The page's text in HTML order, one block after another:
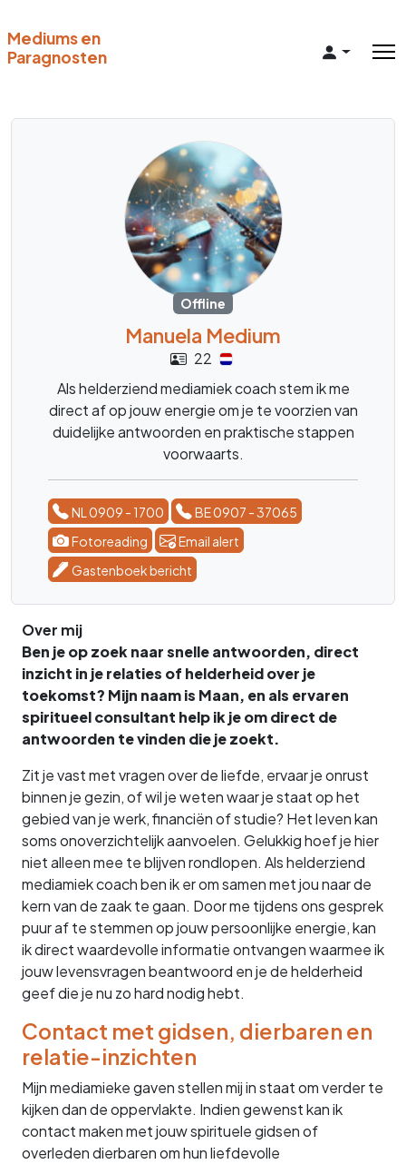
Mediums en
Paragnosten
Offline
Manuela Medium
22
Als helderziend mediamiek coach stem ik me
direct af op jouw energie om je te voorzien van
duidelijke antwoorden en praktische stappen
voorwaarts.
NL 0909 - 1700
BE 0907 - 37065
Fotoreading
Email alert
Gastenboek bericht
Over mij
Ben je op zoek naar snelle antwoorden, direct
inzicht in je relaties of helderheid over je
toekomst? Mijn naam is Maan, en als ervaren
spiritueel consultant help ik je om direct de
antwoorden te vinden die je zoekt.
Zit je vast met vragen over de liefde, ervaar je onrust
binnen je gezin, of wil je weten waar je staat op het
gebied van je werk, financiën of studie? Het leven kan
soms onoverzichtelijk aanvoelen. Gelukkig hoef je hier
niet alleen mee te blijven rondlopen. Als helderziend
mediamiek coach ben ik er om samen met jou naar de
kern van de zaak te gaan. Door me tijdens ons gesprek
puur af te stemmen op jouw persoonlijke energie, kan
ik direct waardevolle informatie ontvangen waarmee ik
jouw levensvragen beantwoord en je de helderheid
geef die je nu zo hard nodig hebt.
Contact met gidsen, dierbaren en
relatie-inzichten
Mijn mediamieke gaven stellen mij in staat om verder te
kijken dan de oppervlakte. Indien gewenst kan ik
contact maken met jouw spirituele gidsen of
overleden dierbaren om hun liefdevolle